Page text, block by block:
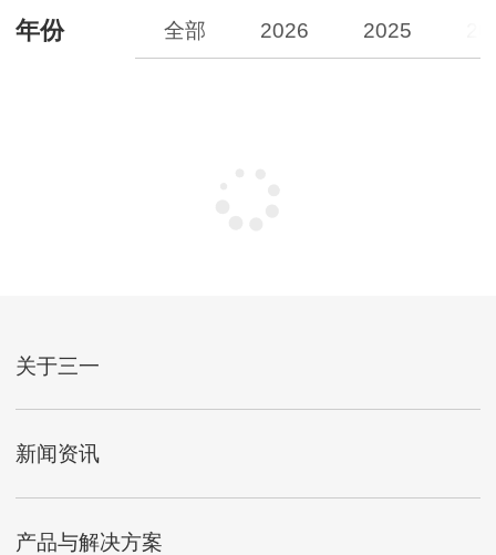
年份 全部 2026 2025
关于三一
新闻资讯
产品与解决方案